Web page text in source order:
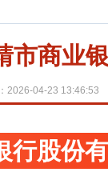
市商业
2026-04-23 13:46:53
行股份